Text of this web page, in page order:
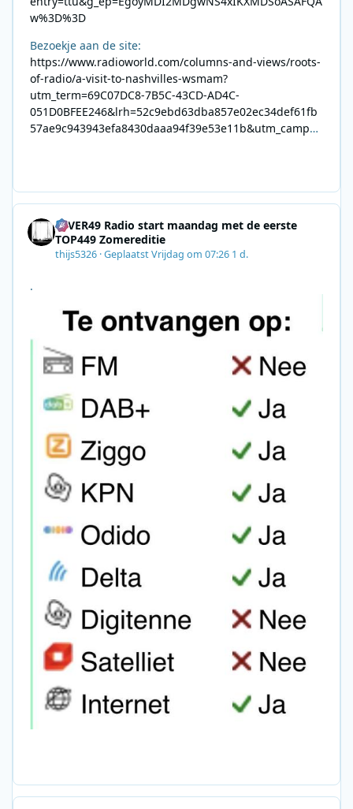
w%3D%3D
Bezoekje aan de site:
https://www.radioworld.com/columns-and-views/roots-
of-radio/a-visit-to-nashvilles-wsmam?
utm_term=69C07DC8-7B5C-43CD-AD4C-
051D0BFEE246&lrh=52c9ebd63dba857e02ec34def61fb
57ae9c943943efa8430daaa94f39e53e11b&utm_campai
8F09201A140D&utm_source=SmartBrief
4EVER49 Radio start maandag met de eerste
TOP449 Zomereditie
thijs5326 ·GeplaatstVrijdag om 07:26 1 d.
.